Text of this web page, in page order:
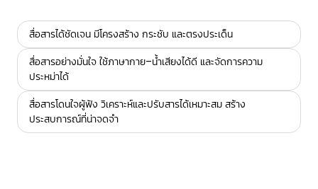
สื่อสารได้ชัดเจน มีโครงสร้าง กระชับ และตรงประเด็น
สื่อสารอย่างมั่นใจ ใช้ภาษากาย–น้ำเสียงได้ดี และจัดการความ
ประหม่าได้
สื่อสารโดนใจผู้ฟัง วิเคราะห์และปรับสารได้เหมาะสม สร้าง
ประสบการณ์ที่น่าจดจำ